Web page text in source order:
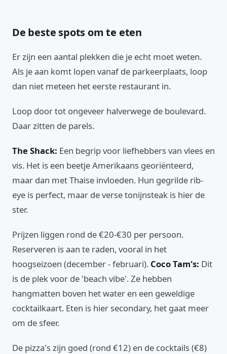
De beste spots om te eten
Er zijn een aantal plekken die je echt moet weten.
Als je aan komt lopen vanaf de parkeerplaats, loop
dan niet meteen het eerste restaurant in.
Loop door tot ongeveer halverwege de boulevard.
Daar zitten de parels.
The Shack: Een begrip voor liefhebbers van vlees en
vis. Het is een beetje Amerikaans georiënteerd,
maar dan met Thaise invloeden. Hun gegrilde rib-
eye is perfect, maar de verse tonijnsteak is hier de
ster.
Prijzen liggen rond de €20-€30 per persoon.
Reserveren is aan te raden, vooral in het
hoogseizoen (december - februari). Coco Tam's: Dit
is de plek voor de 'beach vibe'. Ze hebben
hangmatten boven het water en een geweldige
cocktailkaart. Eten is hier secondary, het gaat meer
om de sfeer.
De pizza's zijn goed (rond €12) en de cocktails (€8)